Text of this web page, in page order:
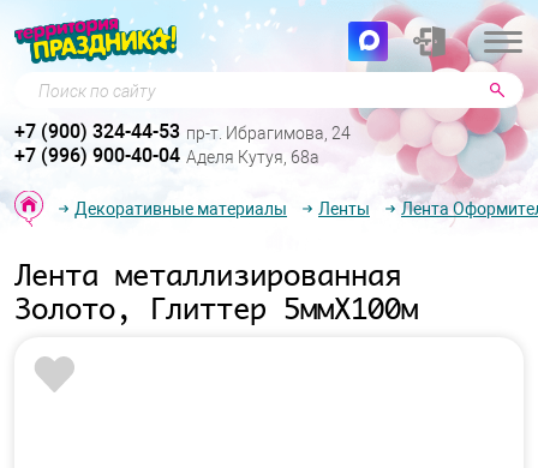
Поиск по сайту
+7 (900) 324-44-53 пр-т. Ибрагимова, 24
+7 (996) 900-40-04 Аделя Кутуя, 68а
Декоративные материалы Ленты Лента
Лента металлизированная
Золото, Глиттер 5ммХ100м